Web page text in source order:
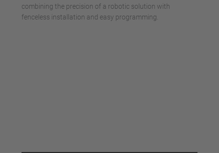
combining the precision of a robotic solution with
fenceless installation and easy programming.